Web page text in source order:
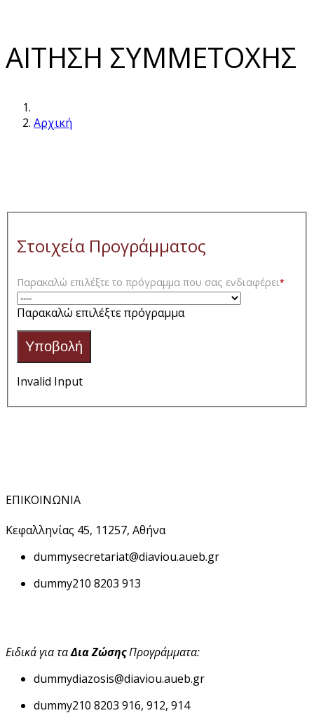
ΑΙΤΗΣΗ ΣΥΜΜΕΤΟΧΗΣ
Αρχική
Στοιχεία Προγράμματος
Παρακαλώ επιλέξτε το πρόγραμμα που σας ενδιαφέρει*
Παρακαλώ επιλέξτε πρόγραμμα
Υποβολή
Invalid Input
ΕΠΙΚΟΙΝΩΝΙΑ
Κεφαλληνίας 45, 11257, Αθήνα
dummysecretariat@diaviou.aueb.gr
dummy210 8203 913
Ειδικά για ταΔια ΖώσηςΠρογράμματα:
dummydiazosis@diaviou.aueb.gr
dummy210 8203 916, 912, 914